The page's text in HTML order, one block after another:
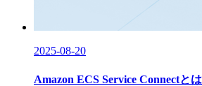
2025-08-20
Amazon ECS Service Connectとは